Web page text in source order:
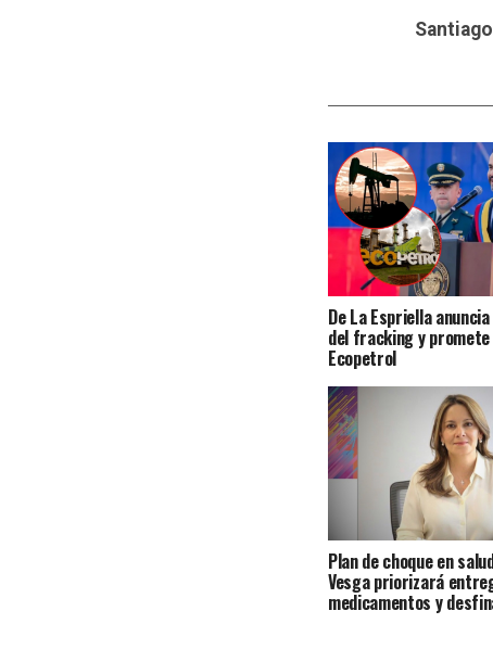
De La Espriella
del fracking y
Ecopetrol
Plan de choque en
Vesga priorizará
medicamentos y